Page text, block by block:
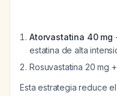
Atorvastatina 40 mg
estatina de alta
Rosuvastatina 20 mg
Esta estrategia reduce